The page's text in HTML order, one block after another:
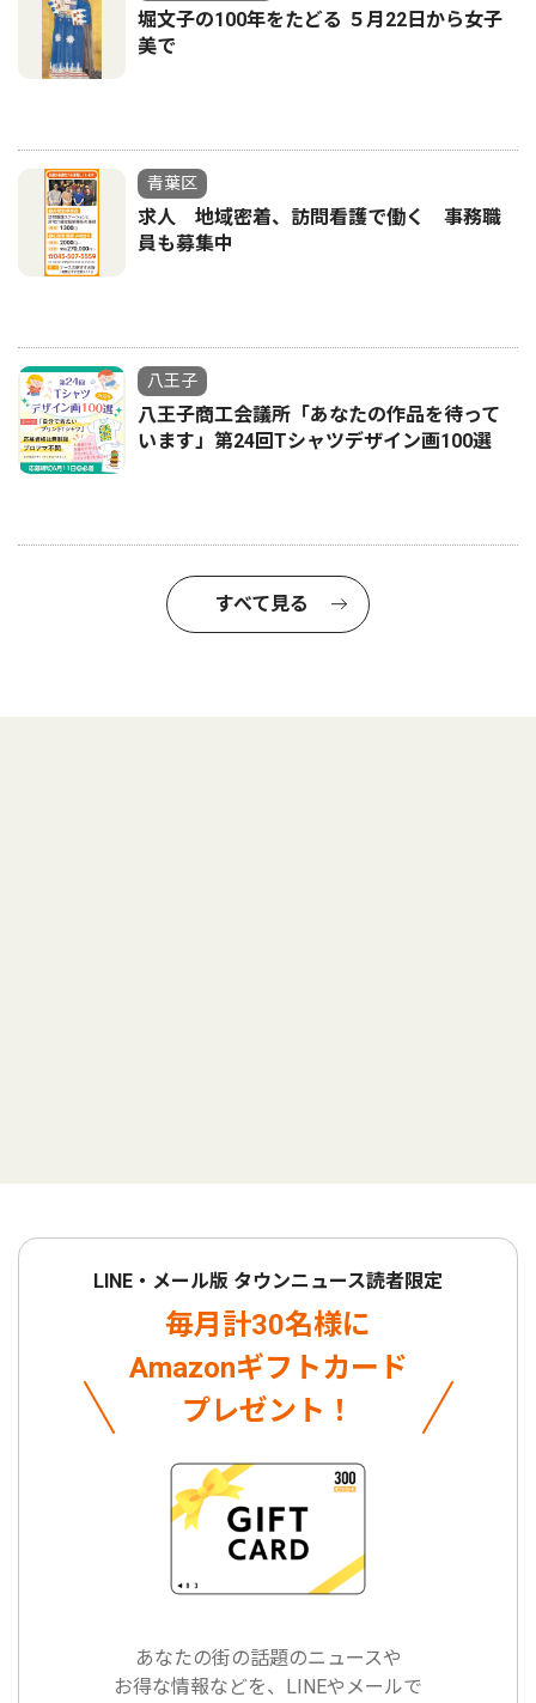
堀文子の100年をたどる ５月22日から女子
美で
青葉区
求人 地域密着、訪問看護で働く 事務職
員も募集中
八王子
八王子商工会議所「あなたの作品を待って
います」第24回Tシャツデザイン画100選
すべて見る
LINE・メール版 タウンニュース読者限定
毎月計30名様に
Amazonギフトカード
プレゼント！
あなたの街の話題のニュースや
お得な情報などを、LINEやメールで